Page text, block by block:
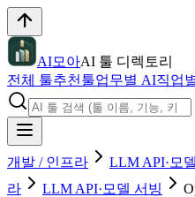
AI모아AI 툴 디렉토리
전체 툴추천툴업무별 AI직업
개발 / 인프라 LLM API·모
라
LLM API·모델 서빙